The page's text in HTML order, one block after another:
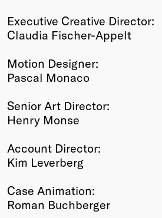
Executive Creative Director:
Claudia Fischer-Appelt
Motion Designer:
Pascal Monaco
Senior Art Director:
Henry Monse
Account Director:
Kim Leverberg
Case Animation:
Roman Buchberger